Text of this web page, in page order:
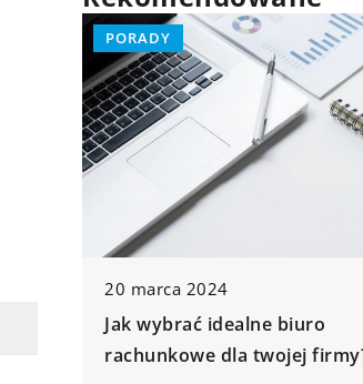
twojej firmy?
INNE
2 stycznia 2025
Jak przebiega
nieruchomości?